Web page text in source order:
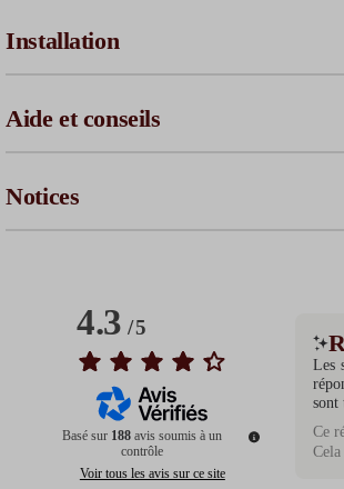
Installation
Aide et conseils
Notices
4.3/5
Basé sur 188 avis soumis à un
contrôle
Voir tous les avis sur ce site
Les
sont
Ce